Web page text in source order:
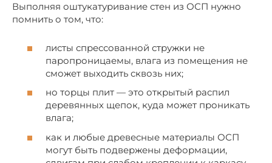
Выполняя оштукатуривание стен из ОСП нужно
помнить о том, что:
листы спрессованной стружки не
паропроницаемы, влага из помещения не
сможет выходить сквозь них;
но торцы плит — это открытый распил
деревянных щепок, куда может проникать
влага;
как и любые древесные материалы ОСП
могут быть подвержены деформации,